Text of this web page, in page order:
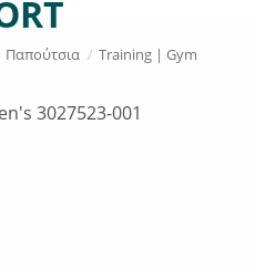
Παπούτσια / Training | Gym